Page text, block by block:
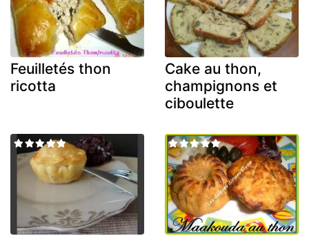
Feuilletés thon
ricotta
Cake au thon,
champignons et
ciboulette